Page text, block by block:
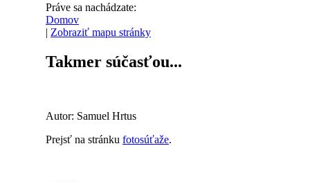
Práve sa nachádzate:
Domov
| Zobraziť mapu stránky
Takmer súčasťou...
Autor: Samuel Hrtus
Prejsť na stránku fotosúťaže.